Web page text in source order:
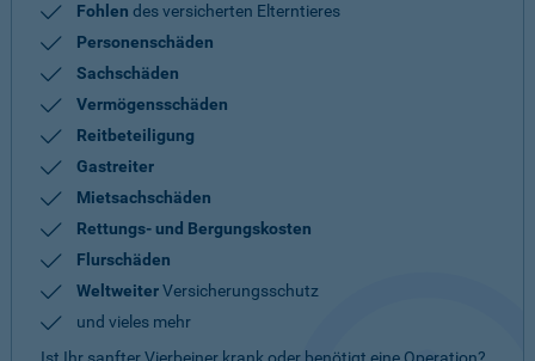
Fohlen des versicherten Elterntieres
Personenschäden
Sachschäden
Vermögensschäden
Reitbeteiligung
Gastreiter
Mietsachschäden
Rettungs- und Bergungskosten
Flurschäden
WeltweiterVersicherungsschutz
und vieles mehr